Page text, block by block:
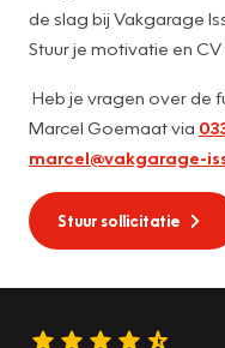
de slag bij Vakgarage
Stuur je motivatie en
Heb je vragen over de
Marcel Goemaat via
marcel@vakgarage-
Stuur sollicitatie